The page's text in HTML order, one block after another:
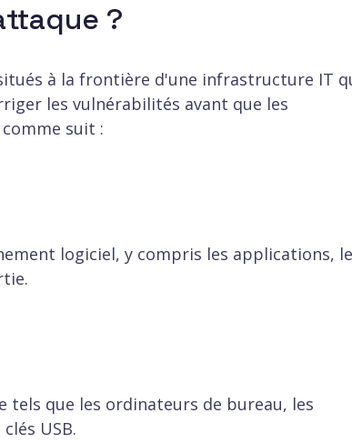
?
à la frontière d'une infrastructure IT
les vulnérabilités avant que les
suit :
logiciel, y compris les applications,
tels que les ordinateurs de bureau, les
USB.